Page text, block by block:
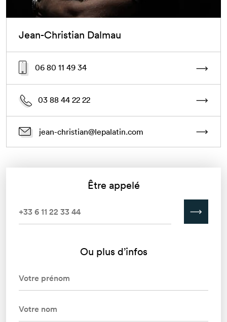
Jean-Christian Dalmau
06 80 11 49 34
03 88 44 22 22
jean-christian@lepalatin.com
Être appelé
Ou plus d’infos